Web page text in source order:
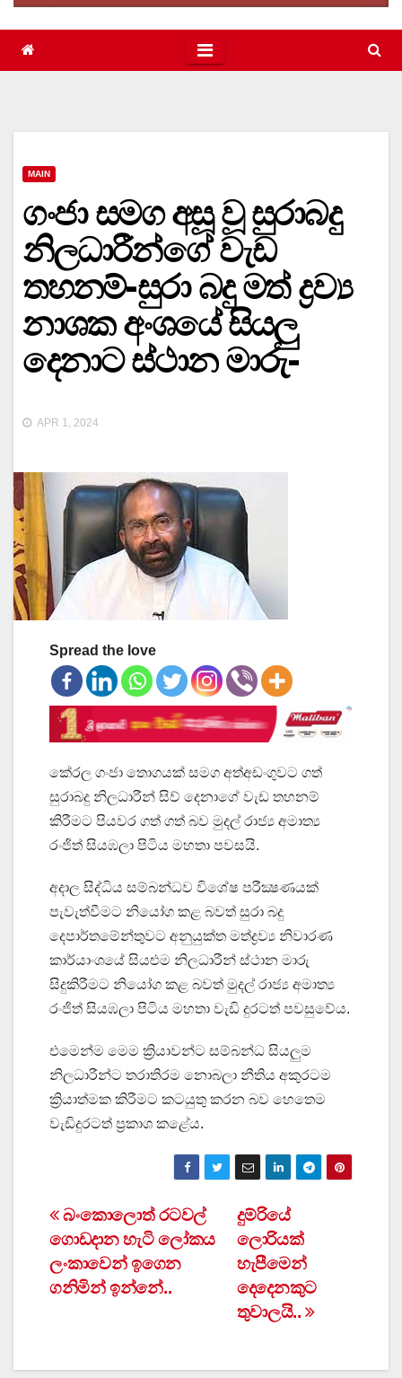
MAIN
ගංජා සමග අසූ වූ සුරාබදු
නිලධාරීන්ගේ වැඩ
තහනම්-සුරා බදු මත් ද්‍රව්‍ය
නාශක අංශයේ සියලු
දෙනාට ස්ථාන මාරු-
APR 1, 2024
Spread the love
කේරල ගංජා තොගයක් සමග අත්අඩංගුවට ගත්
සුරාබදු නිලධාරීන් සිව් දෙනාගේ වැඩ තහනම්
කිරීමට පියවර ගත් ගත් බව මුදල් රාජ්‍ය අමාත්‍ය
රංජිත් සියඹලා පිටිය මහතා පවසයි.
අදාල සිද්ධිය සම්බන්ධව විශේෂ පරීක්‍ෂණයක්
පැවැත්වීමට නියෝග කළ බවත් සුරා බදු
දෙපාර්තමේන්තුවට අනුයුක්ත මත්ද්‍රව්‍ය නිවාරණ
කාර්යාංශයේ සියළුම නිලධාරීන් ස්ථාන මාරු
සිදුකිරීමට නියෝග කළ බවත් මුදල් රාජ්‍ය අමාත්‍ය
රංජිත් සියඹලා පිටිය මහතා වැඩි දුරටත් පවසුවේය.
එමෙන්ම මෙම ක්‍රියාවන්ට සම්බන්ධ සියලුම
නිලධාරීන්ට තරාතිරම නොබලා නීතිය අකුරටම
ක්‍රියාත්මක කිරීමට කටයුතු කරන බව හෙතෙම
වැඩිදුරටත් ප්‍රකාශ කළේය.
Post
navigation
දුම්රියේ
ලොරියක්
හැපීමෙන්
දෙදෙනකුට
තුවාලයි..
බංකොලොත් රටවල්
ගොඩදාන හැටි ලෝකය
ලංකාවෙන් ඉගෙන
ගනිමින් ඉන්නේ..